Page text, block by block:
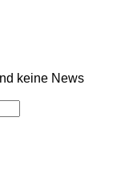
keine News